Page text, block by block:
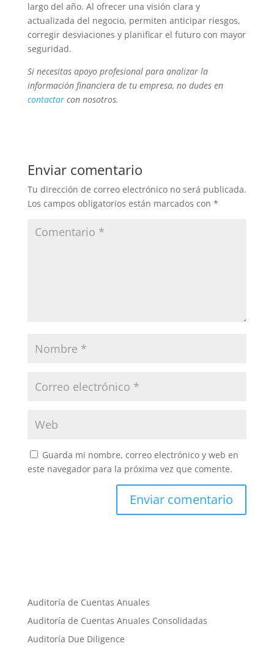
largo del año. Al ofrecer una visión clara y
actualizada del negocio, permiten anticipar riesgos,
corregir desviaciones y planificar el futuro con mayor
seguridad.
Si necesitas apoyo profesional para analizar la
información financiera de tu empresa, no dudes en
contactar con nosotros.
Enviar comentario
Tu dirección de correo electrónico no será publicada.
Los campos obligatorios están marcados con *
Guarda mi nombre, correo electrónico y web en
este navegador para la próxima vez que comente.
Auditoría de Cuentas Anuales
Auditoría de Cuentas Anuales Consolidadas
Auditoría Due Diligence